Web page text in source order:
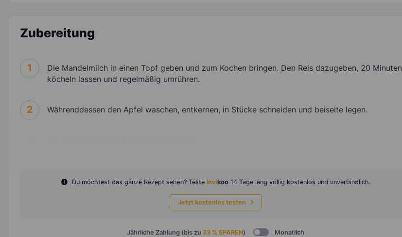
Zubereitung
1
Die Mandelmilch in einen Topf geben und zum Kochen bringen. Den Reis dazugeben, 20 Minuten
köcheln lassen und regelmäßig umrühren.
2 Währenddessen den Apfel waschen, entkernen, in Stücke schneiden und beiseite legen.
Du möchtest das ganze Rezept sehen? Teste invikoo 14 Tage lang völlig kostenlos und unverbindlich.
Jetzt kostenlos testen
Jährliche Zahlung (bis zu 33 % SPAREN) Monatlich